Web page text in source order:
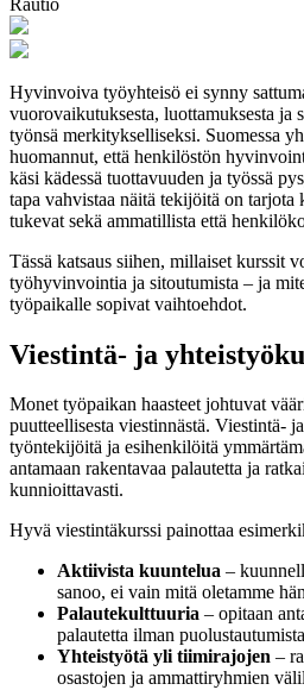
Hyvinvoiva työyhteisö ei synny
vuorovaikutuksesta, luottamuksesta ja
työnsä merkitykselliseksi. Suomessa
huomannut, että henkilöstön
käsi kädessä tuottavuuden ja työssä
tapa vahvistaa näitä tekijöitä on tarjota
tukevat sekä ammatillista että
Tässä katsaus siihen, millaiset kurssit
työhyvinvointia ja sitoutumista – ja
työpaikalle sopivat vaihtoehdot.
Viestintä- ja
Monet työpaikan haasteet johtuvat
puutteellisesta viestinnästä. Viestintä-
työntekijöitä ja esihenkilöitä
antamaan rakentavaa palautetta ja
kunnioittavasti.
Hyvä viestintäkurssi painottaa
Aktiivista kuuntelua –
sanoo, ei vain mitä oletamme
Palautekulttuuria – opitaan
palautetta ilman
Yhteistyötä yli tiimirajojen –
osastojen ja ammattiryhmien